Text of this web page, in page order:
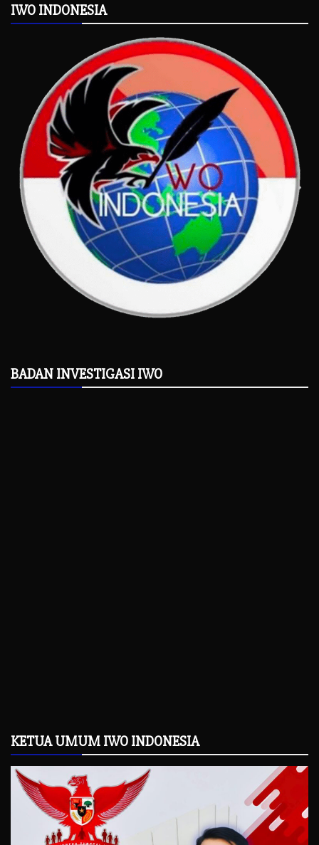
IWO INDONESIA
BADAN INVESTIGASI IWO
KETUA UMUM IWO INDONESIA